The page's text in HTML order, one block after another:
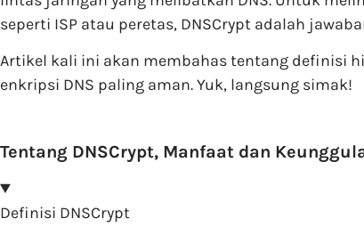
seperti ISP atau peretas, DNSCrypt adalah
Artikel kali ini akan membahas tentang definisi
enkripsi DNS paling aman. Yuk, langsung simak!
Tentang DNSCrypt, Manfaat dan
Definisi DNSCrypt